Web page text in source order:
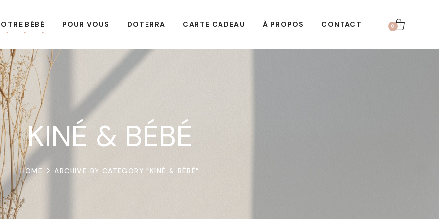
BÉBÉ POUR VOUS DOTERRA CARTE CADEAU À PROPOS CONTACT 0
KINÉ & BÉBÉ
HOME ARCHIVE BY CATEGORY "KINÉ & BÉBÉ"